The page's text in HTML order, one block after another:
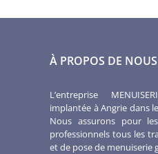
À PROPOS DE NOUS
L’entreprise
implantée à Angrie dans
Nous assurons pour
professionnels tous les
et de pose de menuiserie